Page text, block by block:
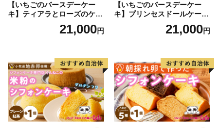
【いちごのバースデーケー
キ】ティアラとローズのケー
キ スイーツ デザート 洋菓
子 お取り寄せ 愛知県 小牧市
レーション ホールケーキ 日
時指定可
21,000円
【いちごのバースデーケー
キ】プリンセスドールケーキ
日時指定可 スイーツ デザー
ト 洋菓子 お取り寄せ 愛知県
デコレーションケーキ ホー
ルケーキ 人形 かわいい こど
も
21,000円